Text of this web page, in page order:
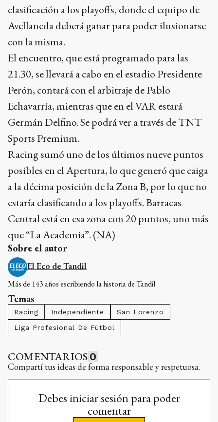
clasificación a los playoffs, donde el equipo de
Avellaneda deberá ganar para poder ilusionarse
con la misma.
El encuentro, que está programado para las
21.30, se llevará a cabo en el estadio Presidente
Perón, contará con el arbitraje de Pablo
Echavarría, mientras que en el VAR estará
Germán Delfino. Se podrá ver a través de TNT
Sports Premium.
Racing sumó uno de los últimos nueve puntos
posibles en el Apertura, lo que generó que caiga
a la décima posición de la Zona B, por lo que no
estaría clasificando a los playoffs. Barracas
Central está en esa zona con 20 puntos, uno más
que “La Academia”. (NA)
Sobre el autor
El Eco de Tandil
Más de 143 años escribiendo la historia de Tandil
Temas
Racing Independiente
San Lorenzo
Liga Profesional De Fútbol
COMENTARIOS 0
Compartí tus ideas de forma responsable y respetuosa.
Debes iniciar sesión para poder
comentar